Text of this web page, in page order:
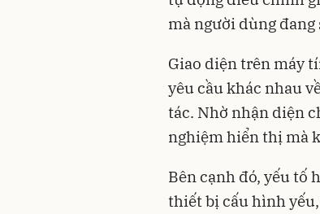
mà người dùng đang
Giao diện trên máy
yêu cầu khác nhau
tác. Nhờ nhận diện
nghiệm hiển thị mà
Bên cạnh đó, yếu tố
thiết bị cấu hình